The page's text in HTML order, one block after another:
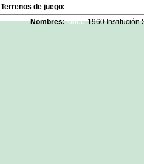
Terrenos de juego:
Nombres: 0000-1960 Institución